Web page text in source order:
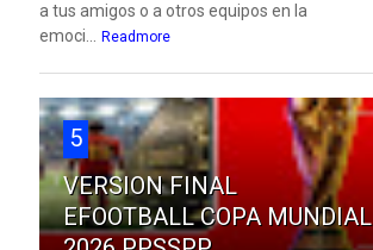
a tus amigos o a otros equipos en la
emoci...
Readmore
5
VERSION FINAL
EFOOTBALL COPA MUNDIAL